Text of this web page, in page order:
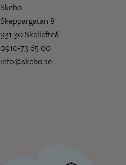
Skebo
Skeppargatan 8
931 30 Skellefteå
0910-73 65 00
info@skebo.se